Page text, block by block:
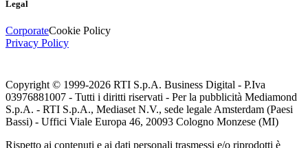
Legal
CorporateCookie Policy
Privacy Policy
Copyright © 1999-2026 RTI S.p.A. Business Digital - P.Iva
03976881007 - Tutti i diritti riservati - Per la pubblicità Mediamond
S.p.A. - RTI S.p.A., Mediaset N.V., sede legale Amsterdam (Paesi
Bassi) - Uffici Viale Europa 46, 20093 Cologno Monzese (MI)
Rispetto ai contenuti e ai dati personali trasmessi e/o riprodotti è